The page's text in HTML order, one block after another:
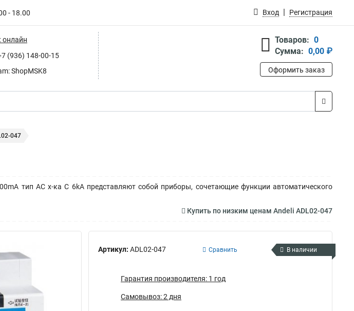
- 18.00 Вход Регистрация
онлайн
(936) 148-00-15
ShopMSK8
Товаров: 0
Сумма: 0,00 ₽
Оформить заказ
047
тип AC х-ка С 6kA представляют собой приборы, сочетающие функции автоматического
Купить по низким ценам Andeli ADL02-047
Артикул: ADL02-047 Сравнить В наличии
Гарантия производителя: 1 год
Самовывоз: 2 дня